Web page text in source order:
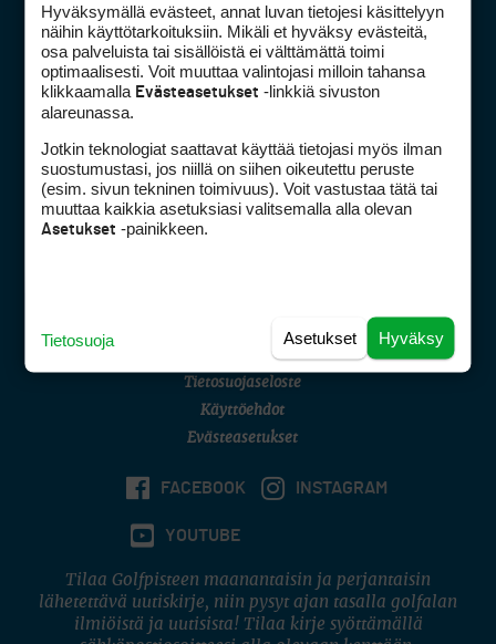
Golfpiste mediakortti
Golfpisteen yhteystiedot
DSA avoimuusraportti
Asiakaspalvelu
(digi) digi@otavamedia.fi
Tietosuojaseloste
Käyttöehdot
Evästeasetukset
FACEBOOK INSTAGRAM
YOUTUBE
Tilaa Golfpisteen maanantaisin ja perjantaisin
lähetettävä uutiskirje, niin pysyt ajan tasalla golfalan
ilmiöistä ja uutisista! Tilaa kirje syöttämällä
Hyväksymällä evästeet, annat luvan tietojesi käsittelyyn
näihin käyttötarkoituksiin. Mikäli et hyväksy evästeitä,
osa palveluista tai sisällöistä ei välttämättä toimi
optimaalisesti. Voit muuttaa valintojasi milloin tahansa
klikkaamalla Evästeasetukset -linkkiä sivuston
alareunassa.
Jotkin teknologiat saattavat käyttää tietojasi myös ilman
suostumustasi, jos niillä on siihen oikeutettu peruste
(esim. sivun tekninen toimivuus). Voit vastustaa tätä tai
muuttaa kaikkia asetuksiasi valitsemalla alla olevan
Asetukset -painikkeen.
Hyväksy
Asetukset
Tietosuoja